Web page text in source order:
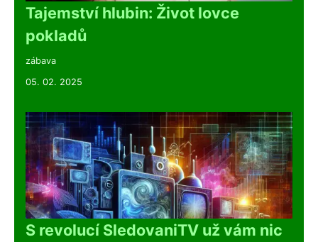
Tajemství hlubin: Život lovce
pokladů
zábava
05. 02. 2025
S revolucí SledovaniTV už vám nic